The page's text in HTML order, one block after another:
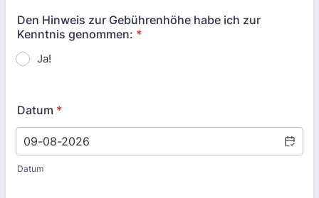
Den Hinweis zur Gebührenhöhe habe ich zur
Kenntnis genommen: *
Ja!
Datum *
Datum